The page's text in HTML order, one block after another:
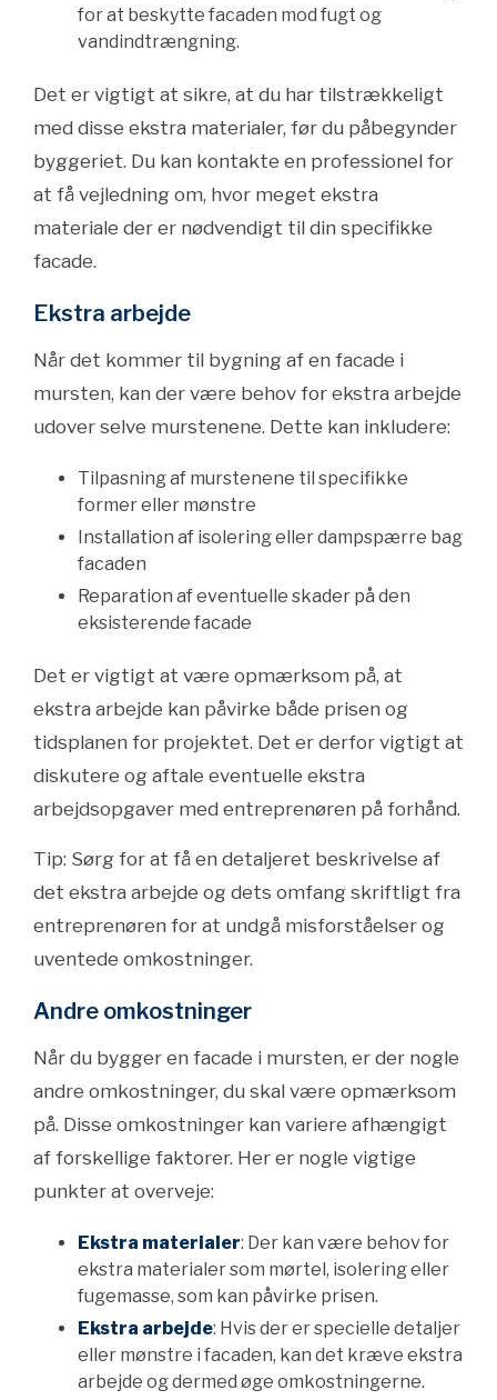
for at beskytte facaden mod fugt og
vandindtrængning.
Det er vigtigt at sikre, at du har tilstrækkeligt
med disse ekstra materialer, før du påbegynder
byggeriet. Du kan kontakte en professionel for
at få vejledning om, hvor meget ekstra
materiale der er nødvendigt til din specifikke
facade.
Ekstra arbejde
Når det kommer til bygning af en facade i
mursten, kan der være behov for ekstra arbejde
udover selve murstenene. Dette kan inkludere:
Tilpasning af murstenene til specifikke
former eller mønstre
Installation af isolering eller dampspærre bag
facaden
Reparation af eventuelle skader på den
eksisterende facade
Det er vigtigt at være opmærksom på, at
ekstra arbejde kan påvirke både prisen og
tidsplanen for projektet. Det er derfor vigtigt at
diskutere og aftale eventuelle ekstra
arbejdsopgaver med entreprenøren på forhånd.
Tip: Sørg for at få en detaljeret beskrivelse af
det ekstra arbejde og dets omfang skriftligt fra
entreprenøren for at undgå misforståelser og
uventede omkostninger.
Andre omkostninger
Når du bygger en facade i mursten, er der nogle
andre omkostninger, du skal være opmærksom
på. Disse omkostninger kan variere afhængigt
af forskellige faktorer. Her er nogle vigtige
punkter at overveje:
Ekstra materialer: Der kan være behov for
ekstra materialer som mørtel, isolering eller
fugemasse, som kan påvirke prisen.
Ekstra arbejde: Hvis der er specielle detaljer
eller mønstre i facaden, kan det kræve ekstra
arbejde og dermed øge omkostningerne.